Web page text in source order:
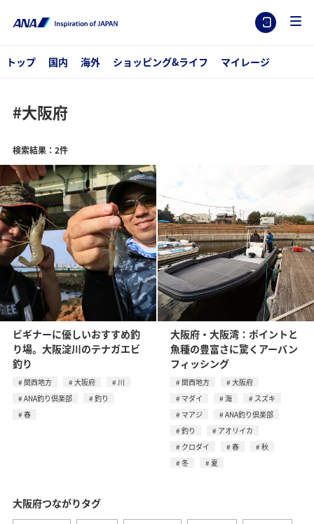
トップ 国内 海外 ショッピング&ライフ マイレージ
#大阪府
検索結果：2件
ビギナーに優しいおすすめ釣
り場。大阪淀川のテナガエビ
釣り
関西地方 大阪府
川
ANA釣り倶楽部
釣り
春
大阪府・大阪湾：ポイントと
魚種の豊富さに驚くアーバン
フィッシング
関西地方
大阪府
マダイ
海
スズキ
マアジ
ANA釣り倶楽部
釣り
アオリイカ
クロダイ
春
秋
冬
夏
大阪府つながりタグ